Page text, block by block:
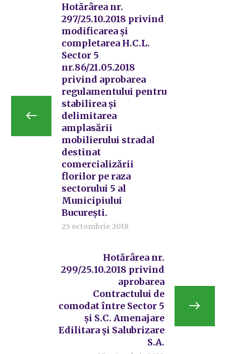
Hotărârea nr.
297/25.10.2018 privind
modificarea și
completarea H.C.L.
Sector 5
nr.86/21.05.2018
privind aprobarea
regulamentului pentru
stabilirea și
delimitarea
amplasării
mobilierului stradal
destinat
comercializării
florilor pe raza
sectorului 5 al
Municipiului
București.
25 octombrie 2018
Hotărârea nr.
299/25.10.2018 privind
aprobarea
Contractului de
comodat între Sector 5
și S.C. Amenajare
Edilitara și Salubrizare
S.A.